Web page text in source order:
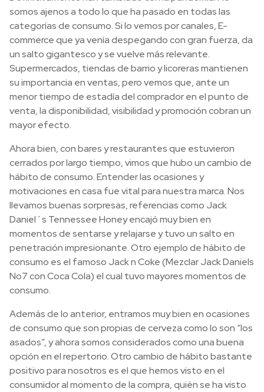
somos ajenos a todo lo que ha pasado en todas las
categorías de consumo. Si lo vemos por canales, E-
commerce que ya venía despegando con gran fuerza, da
un salto gigantesco y se vuelve más relevante.
Supermercados, tiendas de barrio y licoreras mantienen
su importancia en ventas, pero vemos que, ante un
menor tiempo de estadía del comprador en el punto de
venta, la disponibilidad, visibilidad y promoción cobran un
mayor efecto.
Ahora bien, con bares y restaurantes que estuvieron
cerrados por largo tiempo, vimos que hubo un cambio de
hábito de consumo. Entender las ocasiones y
motivaciones en casa fue vital para nuestra marca. Nos
llevamos buenas sorpresas, referencias como Jack
Daniel´s Tennessee Honey encajó muy bien en
momentos de sentarse y relajarse y tuvo un salto en
penetración impresionante. Otro ejemplo de hábito de
consumo es el famoso Jack n Coke (Mezclar Jack Daniels
No7 con Coca Cola) el cual tuvo mayores momentos de
consumo.
Además de lo anterior, entramos muy bien en ocasiones
de consumo que son propias de cerveza como lo son “los
asados”, y ahora somos considerados como una buena
opción en el repertorio. Otro cambio de hábito bastante
positivo para nosotros es el que hemos visto en el
consumidor al momento de la compra, quién se ha visto